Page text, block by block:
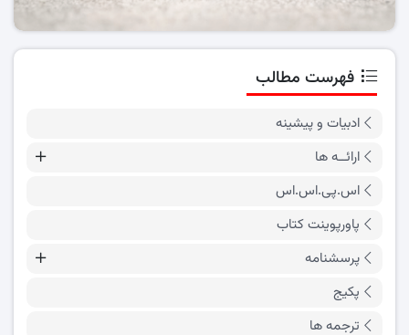
فهرست مطالب
ادبیات و پیشینه
ارائــه ها
اس.پی.اس.اس
پاورپوینت کتاب
پرسشنامه
پکیج
ترجمه ها